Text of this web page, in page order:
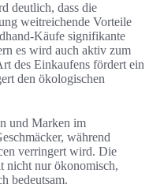
deutlich, dass die
weitreichende Vorteile
Käufe signifikante
es wird auch aktiv zum
des Einkaufens fördert ein
den ökologischen
und Marken im
während
verringert wird. Die
nicht nur ökonomisch,
bedeutsam.